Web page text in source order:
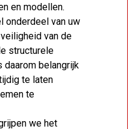
en modellen.
onderdeel van uw
van de
structurele
daarom belangrijk
te laten
te
we het